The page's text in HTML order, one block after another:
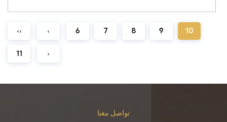
‹‹ ‹ 6 7 8 9 10
11 ›
تواصل معنا